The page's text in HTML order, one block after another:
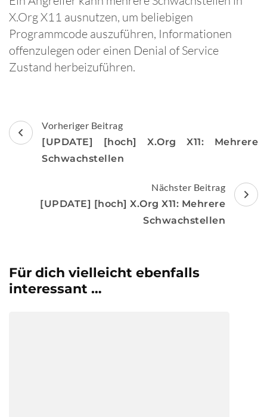
X.Org X11 ausnutzen, um beliebigen
Programmcode auszuführen, Informationen
offenzulegen oder einen Denial of Service
Zustand herbeizuführen.
Beitragsnavigation
Vorheriger Beitrag
[UPDATE] [hoch] X.Org X11: Mehrere
Schwachstellen
Nächster Beitrag
[UPDATE] [hoch] X.Org X11: Mehrere
Schwachstellen
Für dich vielleicht ebenfalls
interessant …